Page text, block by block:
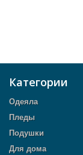
Категории
Одеяла
Пледы
Подушки
Для дома